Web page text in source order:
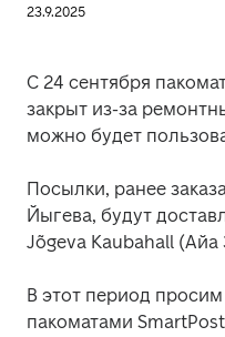
23.9.2025
С 24 сентября
закрыт из-за
можно будет
Посылки, ранее
Йыгева, будут
Jõgeva Kaubahall (Айа
В этот период
пакоматами